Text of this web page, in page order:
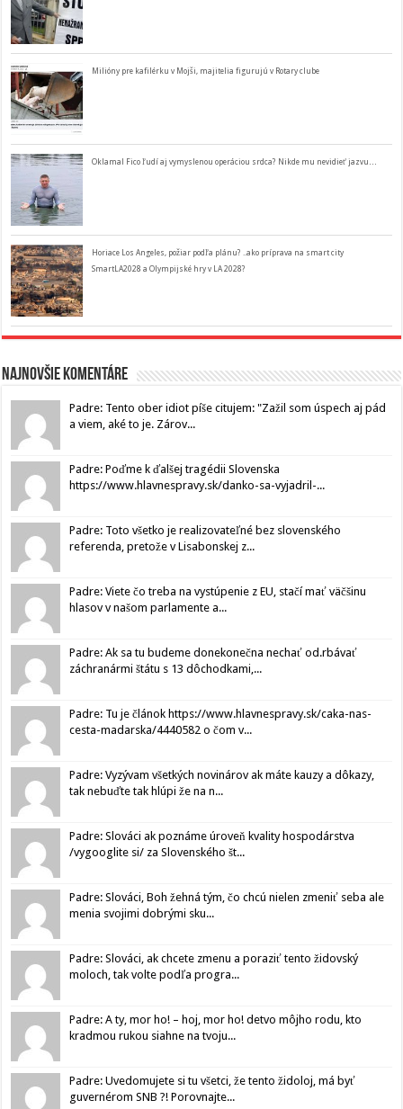
Milióny pre kafilérku v Mojši, majitelia figurujú v Rotary clube
Oklamal Fico ľudí aj vymyslenou operáciou srdca? Nikde mu nevidieť jazvu…
Horiace Los Angeles, požiar podľa plánu? ..ako príprava na smart city
SmartLA2028 a Olympijské hry v LA 2028?
Najnovšie komentáre
Padre: Tento ober idiot píše citujem: "Zažil som úspech aj pád
a viem, aké to je. Zárov...
Padre: Poďme k ďalšej tragédii Slovenska
https://www.hlavnespravy.sk/danko-sa-vyjadril-...
Padre: Toto všetko je realizovateľné bez slovenského
referenda, pretože v Lisabonskej z...
Padre: Viete čo treba na vystúpenie z EU, stačí mať väčšinu
hlasov v našom parlamente a...
Padre: Ak sa tu budeme donekonečna nechať od.rbávať
záchranármi štátu s 13 dôchodkami,...
Padre: Tu je článok https://www.hlavnespravy.sk/caka-nas-
cesta-madarska/4440582 o čom v...
Padre: Vyzývam všetkých novinárov ak máte kauzy a dôkazy,
tak nebuďte tak hlúpi že na n...
Padre: Slováci ak poznáme úroveň kvality hospodárstva
/vygooglite si/ za Slovenského št...
Padre: Slováci, Boh žehná tým, čo chcú nielen zmeniť seba ale
menia svojimi dobrými sku...
Padre: Slováci, ak chcete zmenu a poraziť tento židovský
moloch, tak volte podľa progra...
Padre: A ty, mor ho! – hoj, mor ho! detvo môjho rodu, kto
kradmou rukou siahne na tvoju...
Padre: Uvedomujete si tu všetci, že tento židoloj, má byť
guvernérom SNB ?! Porovnajte...